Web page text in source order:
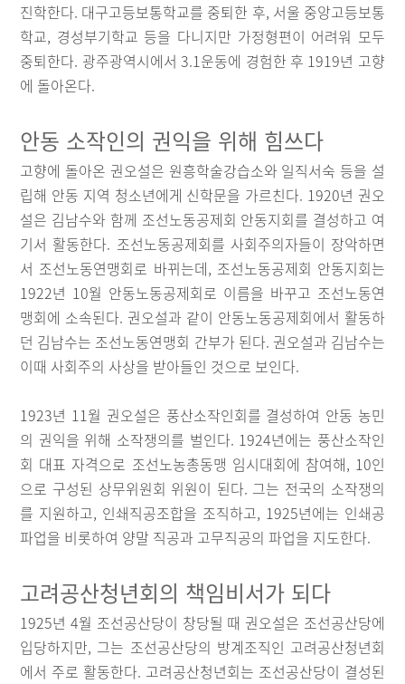
진학한다. 대구고등보통학교를 중퇴한 후, 서울 중앙고등보통
학교, 경성부기학교 등을 다니지만 가정형편이 어려워 모두
중퇴한다. 광주광역시에서 3.1운동에 경험한 후 1919년 고향
에 돌아온다.
안동 소작인의 권익을 위해 힘쓰다
고향에 돌아온 권오설은 원흥학술강습소와 일직서숙 등을 설
립해 안동 지역 청소년에게 신학문을 가르친다. 1920년 권오
설은 김남수와 함께 조선노동공제회 안동지회를 결성하고 여
기서 활동한다. 조선노동공제회를 사회주의자들이 장악하면
서 조선노동연맹회로 바뀌는데, 조선노동공제회 안동지회는
1922년 10월 안동노동공제회로 이름을 바꾸고 조선노동연
맹회에 소속된다. 권오설과 같이 안동노동공제회에서 활동하
던 김남수는 조선노동연맹회 간부가 된다. 권오설과 김남수는
이때 사회주의 사상을 받아들인 것으로 보인다.
1923년 11월 권오설은 풍산소작인회를 결성하여 안동 농민
의 권익을 위해 소작쟁의를 벌인다. 1924년에는 풍산소작인
회 대표 자격으로 조선노농총동맹 임시대회에 참여해, 10인
으로 구성된 상무위원회 위원이 된다. 그는 전국의 소작쟁의
를 지원하고, 인쇄직공조합을 조직하고, 1925년에는 인쇄공
파업을 비롯하여 양말 직공과 고무직공의 파업을 지도한다.
고려공산청년회의 책임비서가 되다
1925년 4월 조선공산당이 창당될 때 권오설은 조선공산당에
입당하지만, 그는 조선공산당의 방계조직인 고려공산청년회
에서 주로 활동한다. 고려공산청년회는 조선공산당이 결성된